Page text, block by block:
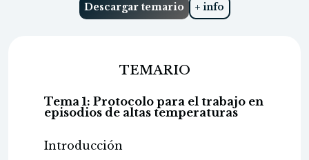
Descargar temario + info
TEMARIO
Tema 1: Protocolo para el trabajo en
episodios de altas temperaturas
Introducción